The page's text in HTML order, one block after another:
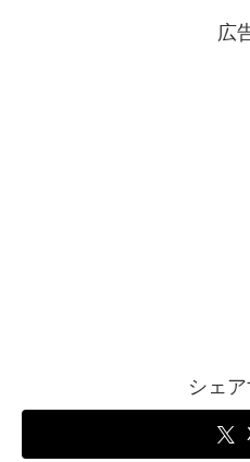
広
シェ